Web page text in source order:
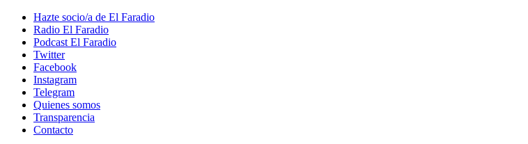
Hazte socio/a de El Faradio
Radio El Faradio
Podcast El Faradio
Twitter
Facebook
Instagram
Telegram
Quienes somos
Transparencia
Contacto